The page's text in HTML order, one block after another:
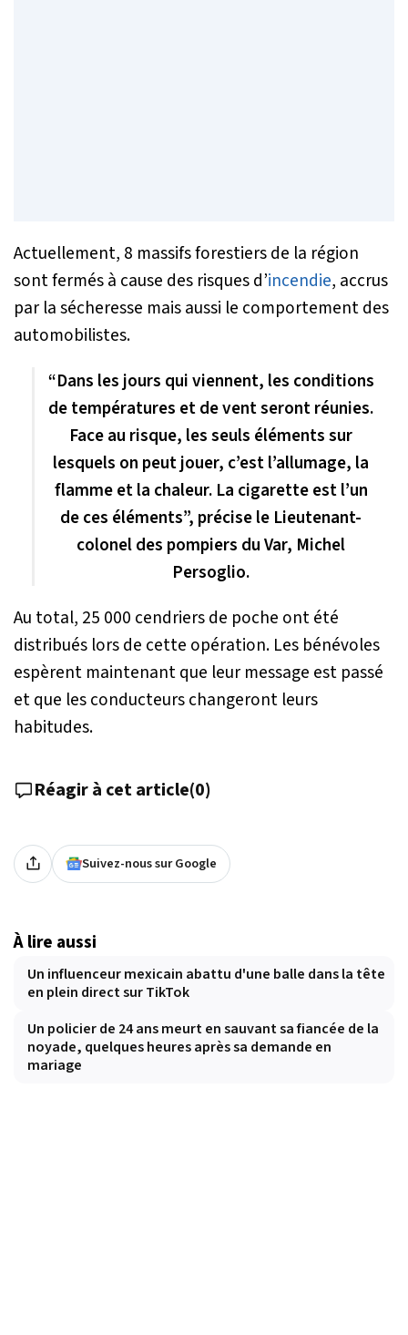
Actuellement, 8 massifs forestiers de la région
sont fermés à cause des risques d’incendie, accrus
par la sécheresse mais aussi le comportement des
automobilistes.
“Dans les jours qui viennent, les conditions
de températures et de vent seront réunies.
Face au risque, les seuls éléments sur
lesquels on peut jouer, c’est l’allumage, la
flamme et la chaleur. La cigarette est l’un
de ces éléments”, précise le Lieutenant-
colonel des pompiers du Var, Michel
Persoglio.
Au total, 25 000 cendriers de poche ont été
distribués lors de cette opération. Les bénévoles
espèrent maintenant que leur message est passé
et que les conducteurs changeront leurs
habitudes.
Réagir à cet article(0)
Suivez-nous sur Google
À lire aussi
Un influenceur mexicain abattu d'une balle dans la tête
en plein direct sur TikTok
Un policier de 24 ans meurt en sauvant sa fiancée de la
noyade, quelques heures après sa demande en
mariage